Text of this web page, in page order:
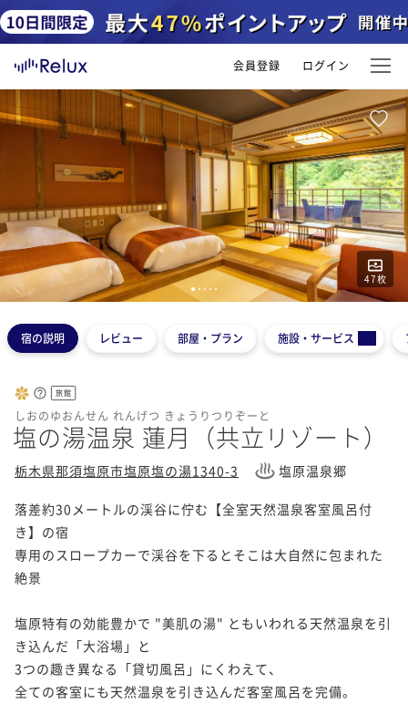
会員登録 ログイン
47枚
1 2 3 4 5
宿の説明 レビュー 部屋・プラン 施設・サービス
旅館
しおのゆおんせん れんげつ きょうりつりぞーと
塩の湯温泉 蓮月（共立リゾート）
栃木県那須塩原市塩原塩の湯1340-3 塩原温泉郷
落差約30メートルの渓谷に佇む【全室天然温泉客室風呂付
き】の宿
専用のスロープカーで渓谷を下るとそこは大自然に包まれた
絶景
塩原特有の効能豊かで "美肌の湯" ともいわれる天然温泉を引
き込んだ「大浴場」と
3つの趣き異なる「貸切風呂」にくわえて、
全ての客室にも天然温泉を引き込んだ客室風呂を完備。